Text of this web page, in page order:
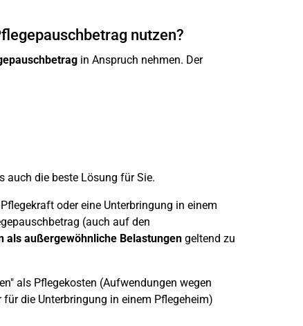
nutzen?
in Anspruch nehmen. Der
auch die beste Lösung für Sie.
oder eine Unterbringung in einem
(auch auf den
als außergewöhnliche Belastungengeltend zu
als Pflegekosten (Aufwendungen wegen
die Unterbringung in einem Pflegeheim)